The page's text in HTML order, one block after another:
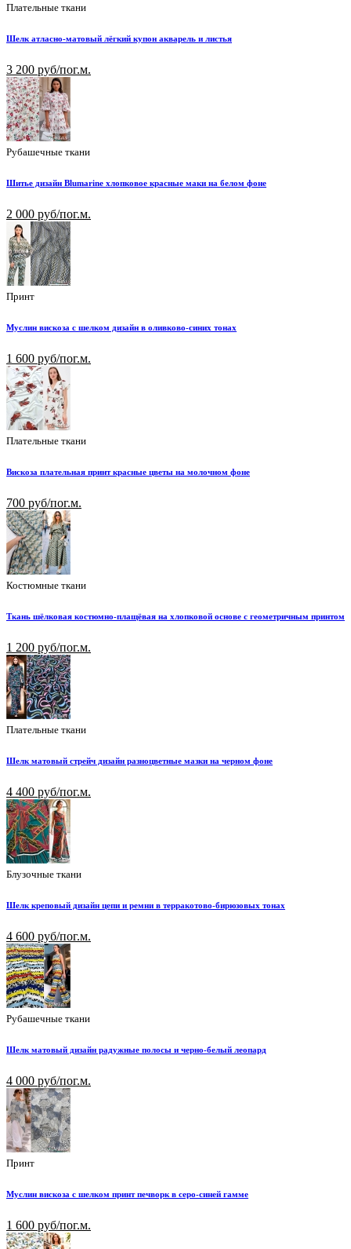
Плательные ткани
Шелк атласно-матовый лёгкий купон акварель и листья
3 200 руб/пог.м.
Рубашечные ткани
Шитье дизайн Blumarine хлопковое красные маки на белом фоне
2 000 руб/пог.м.
Принт
Муслин вискоза с шелком дизайн в оливково-синих тонах
1 600 руб/пог.м.
Плательные ткани
Вискоза плательная принт красные цветы на молочном фоне
700 руб/пог.м.
Костюмные ткани
Ткань шёлковая костюмно-плащёвая на хлопковой основе с геометричным принтом
1 200 руб/пог.м.
Плательные ткани
Шелк матовый стрейч дизайн разноцветные мазки на черном фоне
4 400 руб/пог.м.
Блузочные ткани
Шелк креповый дизайн цепи и ремни в терракотово-бирюзовых тонах
4 600 руб/пог.м.
Рубашечные ткани
Шелк матовый дизайн радужные полосы и черно-белый леопард
4 000 руб/пог.м.
Принт
Муслин вискоза с шелком принт печворк в серо-синей гамме
1 600 руб/пог.м.